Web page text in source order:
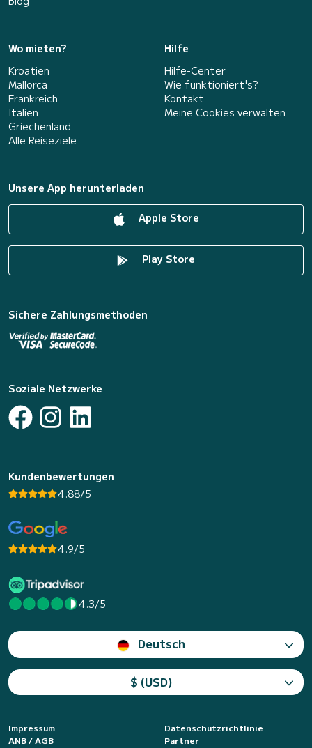
Wo mieten?
Kroatien
Mallorca
Frankreich
Italien
Griechenland
Alle Reiseziele
Hilfe
Hilfe-Center
Wie funktioniert's?
Kontakt
Meine Cookies verwalten
Unsere App herunterladen
Apple Store
Play Store
Sichere Zahlungsmethoden
Soziale Netzwerke
Kundenbewertungen
4.88/5
4.9/5
4.3/5
Deutsch
$ (USD)
Impressum
Datenschutzrichtlinie
ANB / AGB
Partner